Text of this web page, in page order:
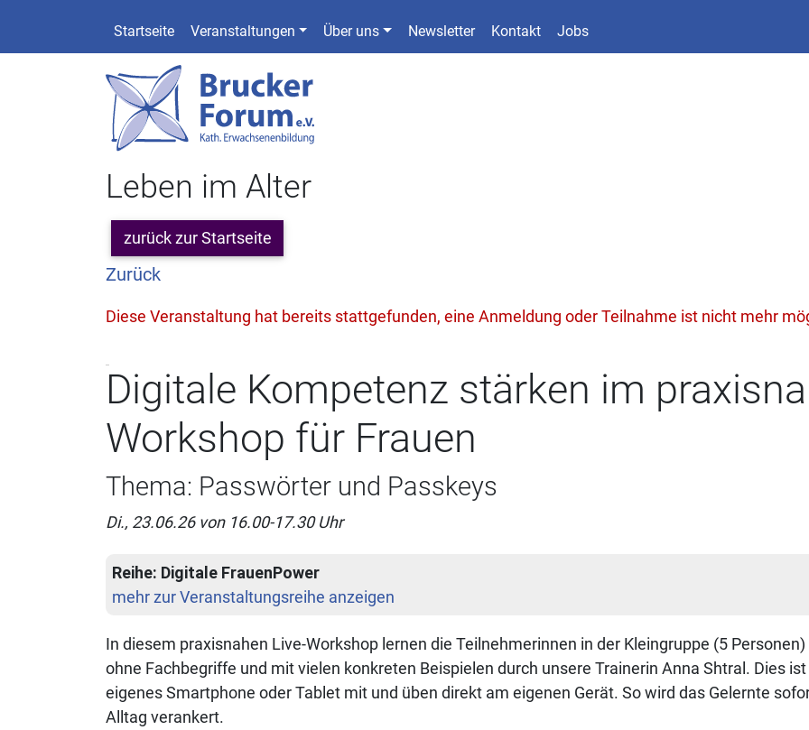
Startseite Veranstaltungen Über uns Newsletter Kontakt Jobs
Leben im Alter
zurück zur Startseite
Zurück
Diese Veranstaltung hat bereits stattgefunden, eine Anmeldung oder Teilnahme ist nicht mehr
Digitale Kompetenz stärken im
Workshop für Frauen
Thema: Passwörter und Passkeys
Di., 23.06.26 von 16.00-17.30 Uhr
Reihe: Digitale FrauenPower
mehr zur Veranstaltungsreihe anzeigen
In diesem praxisnahen Live-Workshop lernen die Teilnehmerinnen in der Kleingruppe (5
ohne Fachbegriffe und mit vielen konkreten Beispielen durch unsere Trainerin Anna Shtral. Dies
eigenes Smartphone oder Tablet mit und üben direkt am eigenen Gerät. So wird das Gelernte
Alltag verankert.